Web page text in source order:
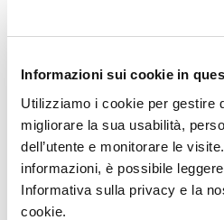
Informazioni sui cookie in
Utilizziamo i cookie per gestire
migliorare la sua usabilità,
dell’utente e monitorare le
informazioni, è possibile
Informativa sulla privacy e la
cookie.
Whitepaper
Come l’AI potenzia l’innovazione,
tempi nella moda e nel commercio al
Ulteriori informazioni